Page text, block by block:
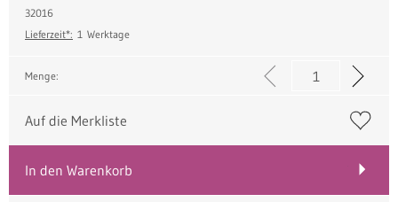
32016
Lieferzeit*: 1 Werktage
Menge:
Auf die Merkliste
In den Warenkorb